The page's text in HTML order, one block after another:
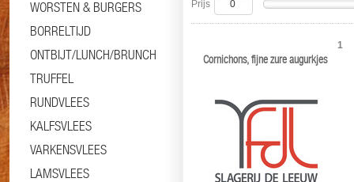
WORSTEN & BURGERS
BORRELTIJD
ONTBIJT/LUNCH/BRUNCH
TRUFFEL
RUNDVLEES
KALFSVLEES
VARKENSVLEES
LAMSVLEES
Prijs
Cornichons, fijne zure augurkjes
1